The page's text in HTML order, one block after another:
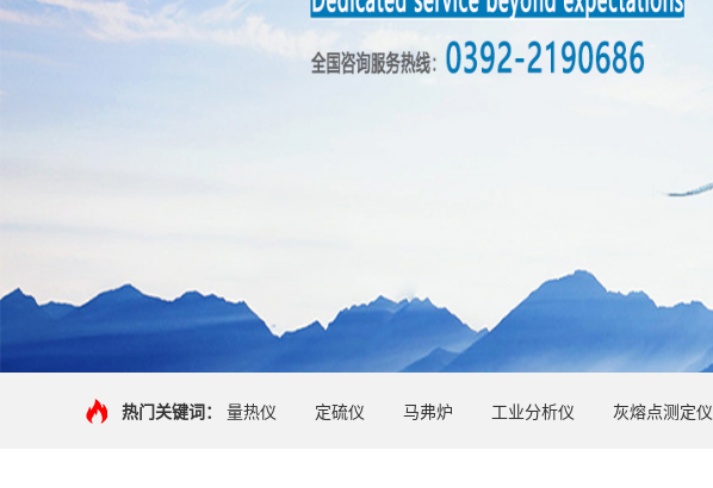
热门关键词： 量热仪 定硫仪 马弗炉 工业分析仪 灰熔点测定仪